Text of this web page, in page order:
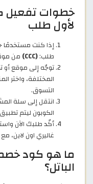
خطوات تفعيل
لأول طلب
إذا كنت مستخدمًا
طلب:(CCC)
من
توجّه إلى موقع أو
المختلفة، واختر
التسوق.
انتقل إلى سلة
الكوبون ليتم
أكّد طلبك الآن
غاليري اون لاين،
ما هو كود خصم
الباتل؟